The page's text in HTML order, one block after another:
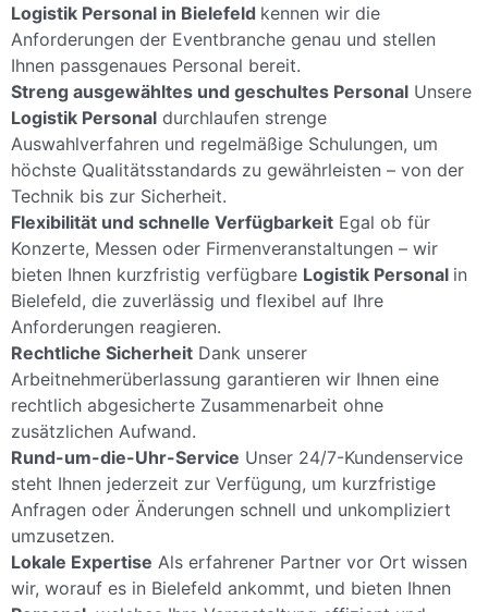
Logistik Personal in Bielefeld kennen wir die
Anforderungen der Eventbranche genau und stellen
Ihnen passgenaues Personal bereit.
Streng ausgewähltes und geschultes Personal Unsere
Logistik Personal durchlaufen strenge
Auswahlverfahren und regelmäßige Schulungen, um
höchste Qualitätsstandards zu gewährleisten – von der
Technik bis zur Sicherheit.
Flexibilität und schnelle Verfügbarkeit Egal ob für
Konzerte, Messen oder Firmenveranstaltungen – wir
bieten Ihnen kurzfristig verfügbare Logistik Personal in
Bielefeld, die zuverlässig und flexibel auf Ihre
Anforderungen reagieren.
Rechtliche Sicherheit Dank unserer
Arbeitnehmerüberlassung garantieren wir Ihnen eine
rechtlich abgesicherte Zusammenarbeit ohne
zusätzlichen Aufwand.
Rund-um-die-Uhr-Service Unser 24/7-Kundenservice
steht Ihnen jederzeit zur Verfügung, um kurzfristige
Anfragen oder Änderungen schnell und unkompliziert
umzusetzen.
Lokale Expertise Als erfahrener Partner vor Ort wissen
wir, worauf es in Bielefeld ankommt, und bieten Ihnen